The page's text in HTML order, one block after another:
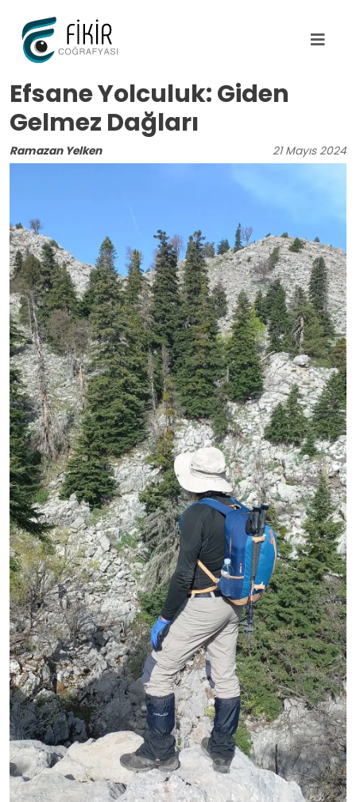
Efsane Yolculuk: Giden
Gelmez Dağları
Ramazan Yelken 21 Mayıs 2024